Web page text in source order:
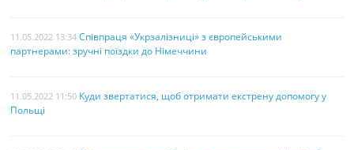
11.05.2022 13:34 Співпраця «Укрзалізниці» з європейськими
партнерами: зручні поїздки до Німеччини
11.05.2022 11:50 Куди звертатися, щоб отримати екстрену допомогу у
Польщі